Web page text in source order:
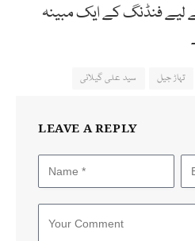
فنڈنگ ​​کے ایک مبینہ
تہاڑ جیل سید علی گیلانی
LEAVE A REPLY